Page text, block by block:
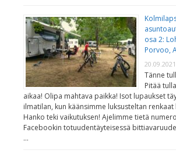
osa 2:
Porvoo,
20.09.2021
Tänne
Pitää
aikaa! Olipa mahtava paikka! Isot lupaukset
ilmatilan, kun käänsimme luksusteltan renkaat
Hanko teki vaikutuksen! Ajelimme tietä
Facebookin totuudentäyteisessä
…